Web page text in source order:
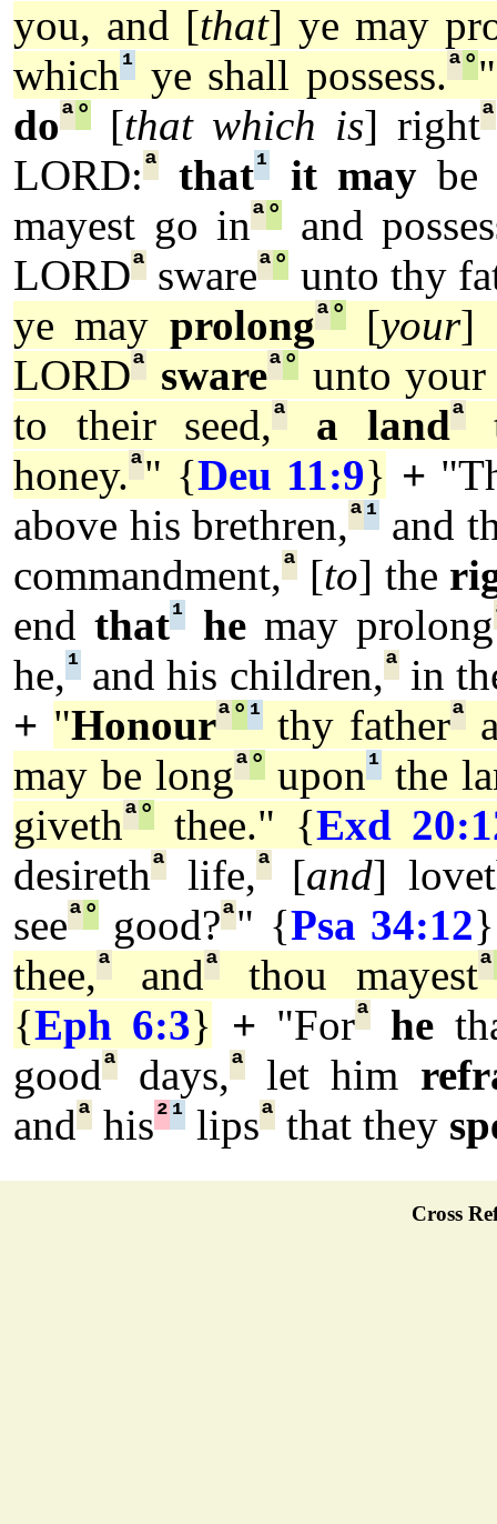
you, and [that] ye may
which¹ ye shall possess.ª°
doª° [that which is] rightª
LORD:ª that¹ it maybe
mayest go inª°
and
LORDª swareª° unto thy
ye may prolongª°[your]
LORDª swareª°unto your
to their seed,ª a landª
honey.ª" {Deu 11:9} +
above his brethren,ª¹ and
commandment,ª [to] the
endthat¹ he may prolong
he,¹ and his children,ªin
+ "Honourª° ¹thy fatherª
may be longª°upon¹ the
givethª° thee." {Exd
desirethª life,ª[and]
seeª° good?ª" {Psa 34:12}
thee,ª andª thou mayestª
{Eph 6:3} + "Forª he
goodª days,ª let him
andª his²¹ lipsª that they
Cross